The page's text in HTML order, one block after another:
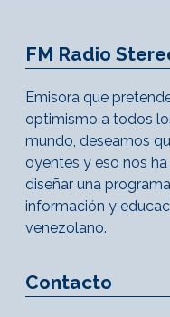
FM Radio
Emisora que
optimismo a todos
mundo, deseamos
oyentes y eso nos
diseñar una
información y
venezolano.
Contacto